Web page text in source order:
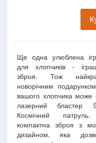
Ще одна улюблена
для хлопчиків -
зброя. Тож
новорічним
вашого хлопчика може
лазерний бластер
Космічний
компактна зброя з
дизайном, яка